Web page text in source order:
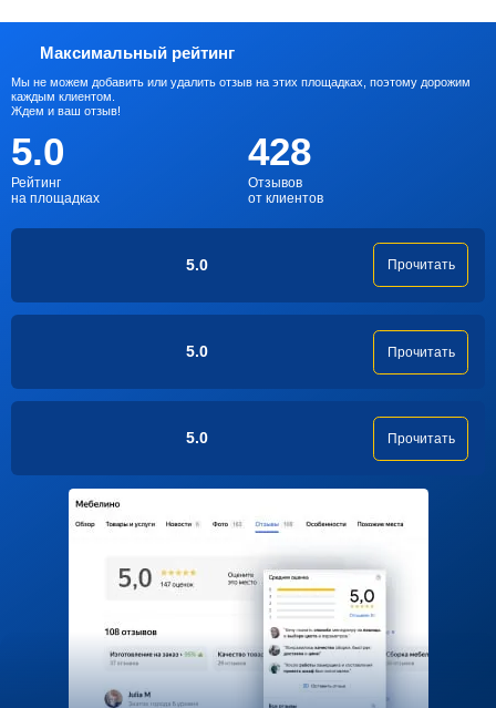
Максимальный рейтинг
Мы не можем добавить или удалить отзыв на этих площадках, поэтому дорожим
каждым клиентом.
Ждем и ваш отзыв!
5.0
Рейтинг
на площадках
428
Отзывов
от клиентов
5.0 Прочитать
5.0 Прочитать
5.0 Прочитать